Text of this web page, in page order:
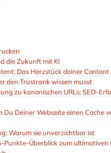
die Zukunft mit KI
Das Herzstück deiner
den Trustrank wissen musst
zu kanonischen URLs: SEO-
Du Deiner Webseite einen Cache
Warum sie unverzichtbar ist
Punkte-Überblick zum ultimativen